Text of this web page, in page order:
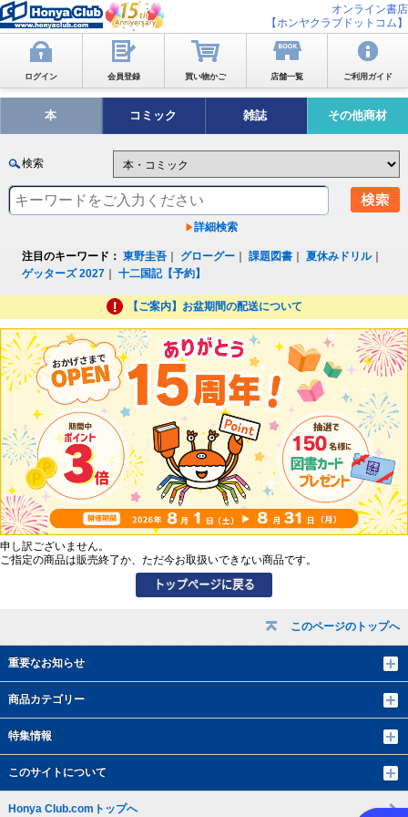
オンライン書店
【ホンヤクラブドットコム】
ログイン 会員登録 買い物かご 店舗一覧 ご利用ガイド
本 コミック 雑誌 その他商材
検索
詳細検索
注目のキーワード： 東野圭吾 グローグー ｜課題図書 ｜夏休みドリル｜
ゲッターズ 2027 ｜十二国記【予約】
【ご案内】お盆期間の配送について
このページのトップへ
重要なお知らせ
商品カテゴリー
特集情報
このサイトについて
申し訳ございません。
ご指定の商品は販売終了か、ただ今お取扱いできない商品です。
Honya Club.comトップへ